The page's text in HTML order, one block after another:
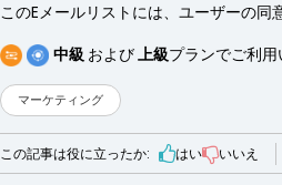
このEメールリストには、ユーザーの同
中級 および上級プランでご利用
マーケティング
この記事は役に立ったか: はい いいえ